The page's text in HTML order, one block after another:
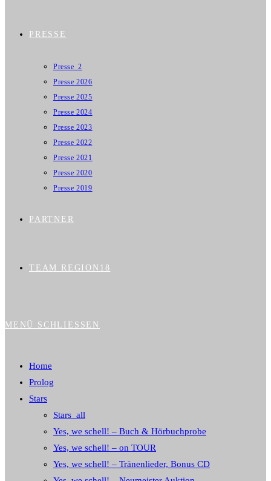
PRESSE
Presse_2
Presse 2026
Presse 2025
Presse 2024
Presse 2023
Presse 2022
Presse 2021
Presse 2020
Presse 2019
PARTNER
TEAM REGION18
MENÜ SCHLIESSEN
Home
Prolog
Stars
Stars_all
Yes, we schell! – Buch & Hörbuchprobe
Yes, we schell! – on TOUR
Yes, we schell! – Tränenlieder, Bonus CD